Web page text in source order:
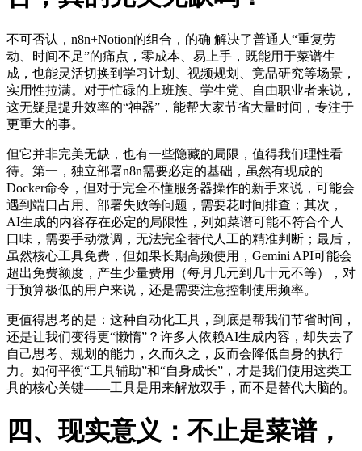
不可否认，n8n+Notion的组合，的确 解决了普通人“重复劳
动、时间不足”的痛点，零成本、易上手，既能用于菜谱生
成，也能灵活切换到学习计划、视频规划、竞品研究等场景，
实用性拉满。对于忙碌的上班族、学生党、自由职业者来说，
这无疑是提升效率的“神器”，能帮大家节省大量时间，专注于
更重大的事。
但它并非完美无缺，也有一些隐藏的局限，值得我们理性看
待。第一，独立部署n8n需要必定的基础，虽然有现成的
Docker命令，但对于完全不懂服务器操作的新手来说，可能会
遇到端口占用、部署失败等问题，需要花时间排查；其次，
AI生成的内容存在必定的局限性，列如菜谱可能不符合个人
口味，需要手动微调，无法完全替代人工的精准判断；最后，
虽然核心工具免费，但如果长期高频使用，Gemini API可能会
超出免费额度，产生少量费用（每月几元到几十元不等），对
于预算极低的用户来说，还是需要注意控制使用频率。
更值得思考的是：这种自动化工具，到底是帮我们节省时间，
还是让我们变得更“懒惰”？许多人依赖AI生成内容，却失去了
自己思考、规划的能力，久而久之，反而会降低自身的执行
力。如何平衡“工具辅助”和“自身成长”，才是我们使用这类工
具的核心关键——工具是用来解放双手，而不是替代大脑的。
四、现实意义：不止是菜谱，